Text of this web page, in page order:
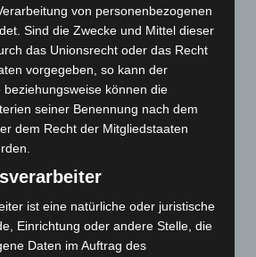
von personenbezogenen
Sind die Zwecke und Mittel dieser
das Unionsrecht oder das Recht
vorgegeben, so kann der
beziehungsweise können die
seiner Benennung nach dem
dem Recht der Mitgliedstaaten
ist eine natürliche oder juristische
Einrichtung oder andere Stelle, die
Daten im Auftrag des